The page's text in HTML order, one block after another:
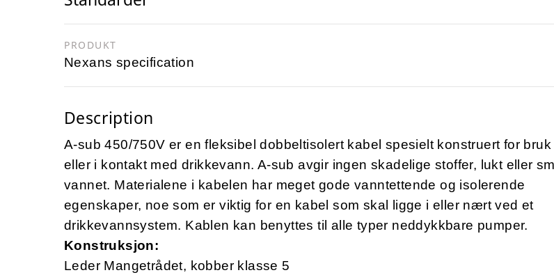
PRODUKT
Nexans specification
Description
A-sub 450/750V er en fleksibel dobbeltisolert kabel spesielt konstruert for
eller i kontakt med drikkevann. A-sub avgir ingen skadelige stoffer, lukt eller
vannet. Materialene i kabelen har meget gode vanntettende og isolerende
egenskaper, noe som er viktig for en kabel som skal ligge i eller nært ved et
drikkevannsystem. Kablen kan benyttes til alle typer neddykkbare pumper.
Konstruksjon:
Leder Mangetrådet, kobber klasse 5